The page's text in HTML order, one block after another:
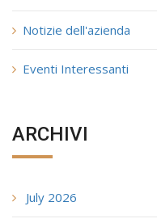
Notizie dell'azienda
Eventi Interessanti
ARCHIVI
July 2026